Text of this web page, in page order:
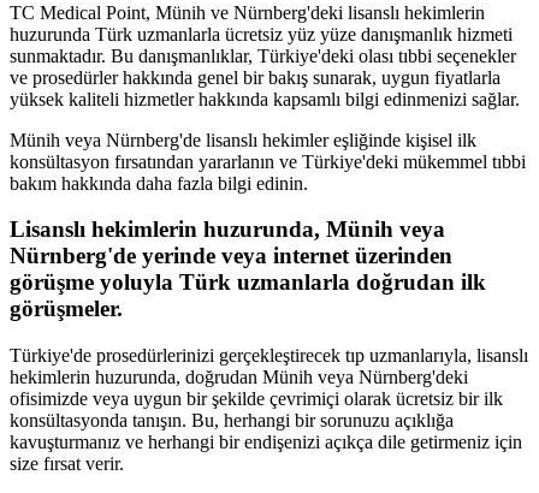
TC Medical Point, Münih ve Nürnberg'deki lisanslı hekimlerin
huzurunda Türk uzmanlarla ücretsiz yüz yüze danışmanlık hizmeti
sunmaktadır. Bu danışmanlıklar, Türkiye'deki olası tıbbi seçenekler
ve prosedürler hakkında genel bir bakış sunarak, uygun fiyatlarla
yüksek kaliteli hizmetler hakkında kapsamlı bilgi edinmenizi sağlar.
Münih veya Nürnberg'de lisanslı hekimler eşliğinde kişisel ilk
konsültasyon fırsatından yararlanın ve Türkiye'deki mükemmel tıbbi
bakım hakkında daha fazla bilgi edinin.
Lisanslı hekimlerin huzurunda, Münih veya
Nürnberg'de yerinde veya internet üzerinden
görüşme yoluyla Türk uzmanlarla doğrudan ilk
görüşmeler.
Türkiye'de prosedürlerinizi gerçekleştirecek tıp uzmanlarıyla, lisanslı
hekimlerin huzurunda, doğrudan Münih veya Nürnberg'deki
ofisimizde veya uygun bir şekilde çevrimiçi olarak ücretsiz bir ilk
konsültasyonda tanışın. Bu, herhangi bir sorunuzu açıklığa
kavuşturmanız ve herhangi bir endişenizi açıkça dile getirmeniz için
size fırsat verir.